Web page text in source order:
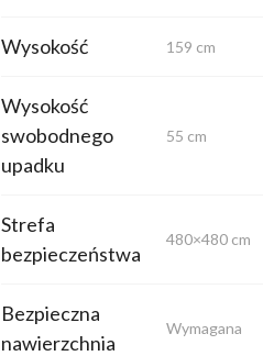
Wysokość 159 cm
Wysokość
swobodnego
upadku
55 cm
Strefa
bezpieczeństwa
480×480 cm
Bezpieczna
nawierzchnia
Wymagana